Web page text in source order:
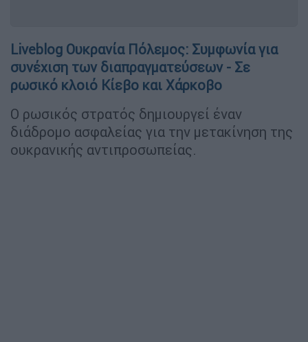
Liveblog Ουκρανία Πόλεμος: Συμφωνία για
συνέχιση των διαπραγματεύσεων - Σε
ρωσικό κλοιό Κίεβο και Χάρκοβο
Ο ρωσικός στρατός δημιουργεί έναν
διάδρομο ασφαλείας για την μετακίνηση της
ουκρανικής αντιπροσωπείας.